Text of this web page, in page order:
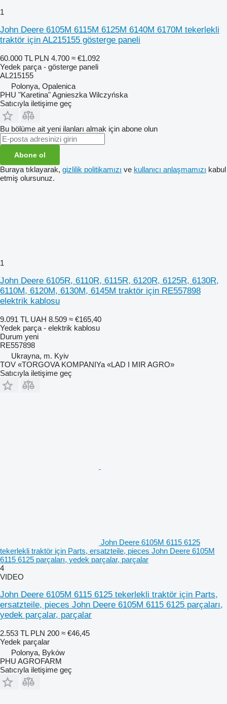
1
John Deere 6105M 6115M 6125M 6140M 6170M tekerlekli
traktör için AL215155 gösterge paneli
60.000 TL PLN 4.700 ≈ €1.092
Yedek parça - gösterge paneli
AL215155
Polonya, Opalenica
PHU "Karetina" Agnieszka Wilczyńska
Satıcıyla iletişime geç
Bu bölüme ait yeni ilanları almak için abone olun
Abone ol
Buraya tıklayarak, gizlilik politikamızı ve kullanıcı anlaşmamızı kabul
etmiş olursunuz.
1
John Deere 6105R, 6110R, 6115R, 6120R, 6125R, 6130R,
6110M, 6120M, 6130M, 6145M traktör için RE557898
elektrik kablosu
9.091 TL UAH 8.509 ≈ €165,40
Yedek parça - elektrik kablosu
Durum yeni
RE557898
Ukrayna, m. Kyiv
TOV «TORGOVA KOMPANIYa «LAD I MIR AGRO»
Satıcıyla iletişime geç
John Deere 6105M 6115 6125
tekerlekli traktör için Parts, ersatzteile, pieces John Deere 6105M
6115 6125 parçaları, yedek parçalar, parçalar
4
VIDEO
John Deere 6105M 6115 6125 tekerlekli traktör için Parts,
ersatzteile, pieces John Deere 6105M 6115 6125 parçaları,
yedek parçalar, parçalar
2.553 TL PLN 200 ≈ €46,45
Yedek parçalar
Polonya, Byków
PHU AGROFARM
Satıcıyla iletişime geç